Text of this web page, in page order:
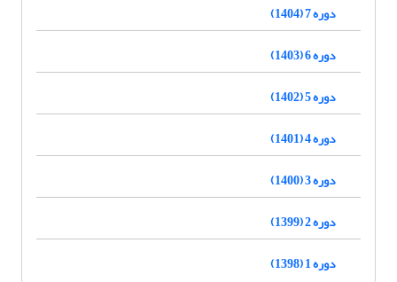
دوره 7 (1404)
دوره 6 (1403)
دوره 5 (1402)
دوره 4 (1401)
دوره 3 (1400)
دوره 2 (1399)
دوره 1 (1398)